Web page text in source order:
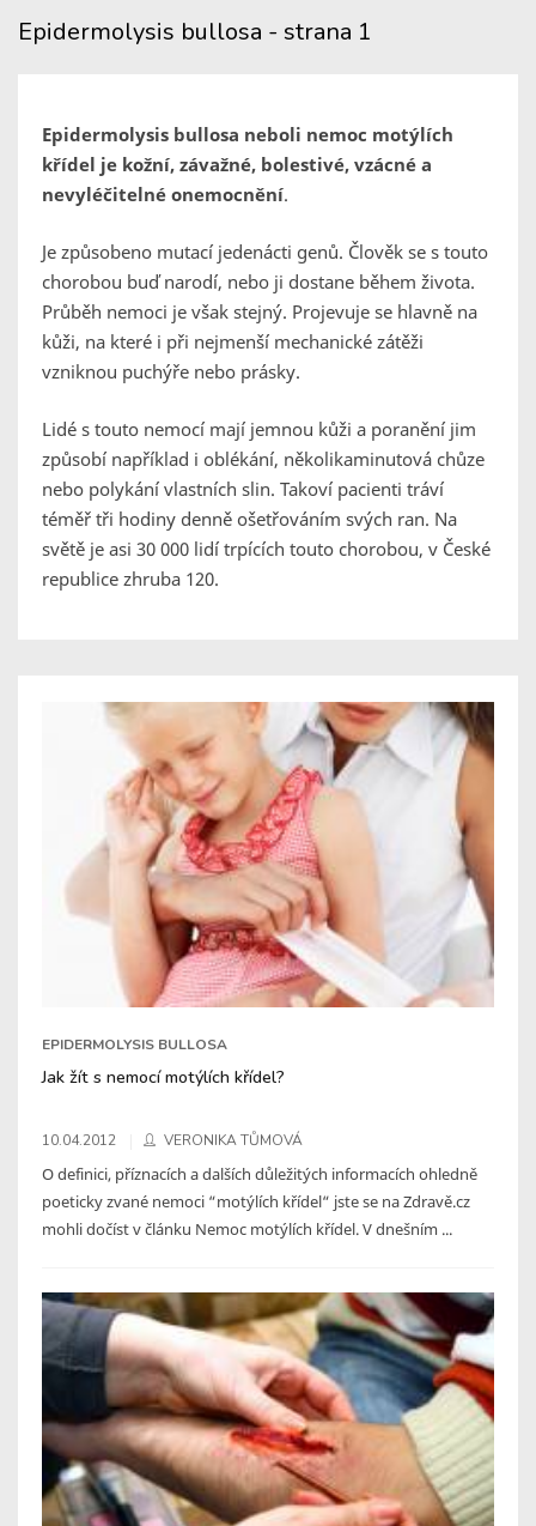
Epidermolysis bullosa - strana 1
Epidermolysis bullosa neboli nemoc motýlích
křídel je kožní, závažné, bolestivé, vzácné a
nevyléčitelné onemocnění.
Je způsobeno mutací jedenácti genů. Člověk se s touto
chorobou buď narodí, nebo ji dostane během života.
Průběh nemoci je však stejný. Projevuje se hlavně na
kůži, na které i při nejmenší mechanické zátěži
vzniknou puchýře nebo prásky.
Lidé s touto nemocí mají jemnou kůži a poranění jim
způsobí například i oblékání, několikaminutová chůze
nebo polykání vlastních slin. Takoví pacienti tráví
téměř tři hodiny denně ošetřováním svých ran. Na
světě je asi 30 000 lidí trpících touto chorobou, v České
republice zhruba 120.
EPIDERMOLYSIS BULLOSA
Jak žít s nemocí motýlích křídel?
10.04.2012 VERONIKA TŮMOVÁ
O definici, příznacích a dalších důležitých informacích ohledně
poeticky zvané nemoci “motýlích křídel“ jste se na Zdravě.cz
mohli dočíst v článku Nemoc motýlích křídel. V dnešním ...